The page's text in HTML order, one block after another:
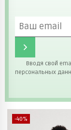
Вводя свой
персональных
-40%